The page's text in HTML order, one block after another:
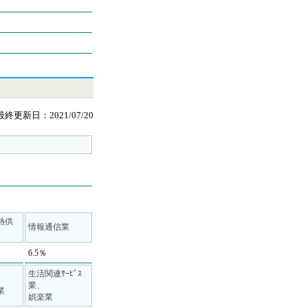
終更新日：2021/07/20
供
情報通信業
6.5％
生活関連ｻｰﾋﾞｽ
業、
娯楽業